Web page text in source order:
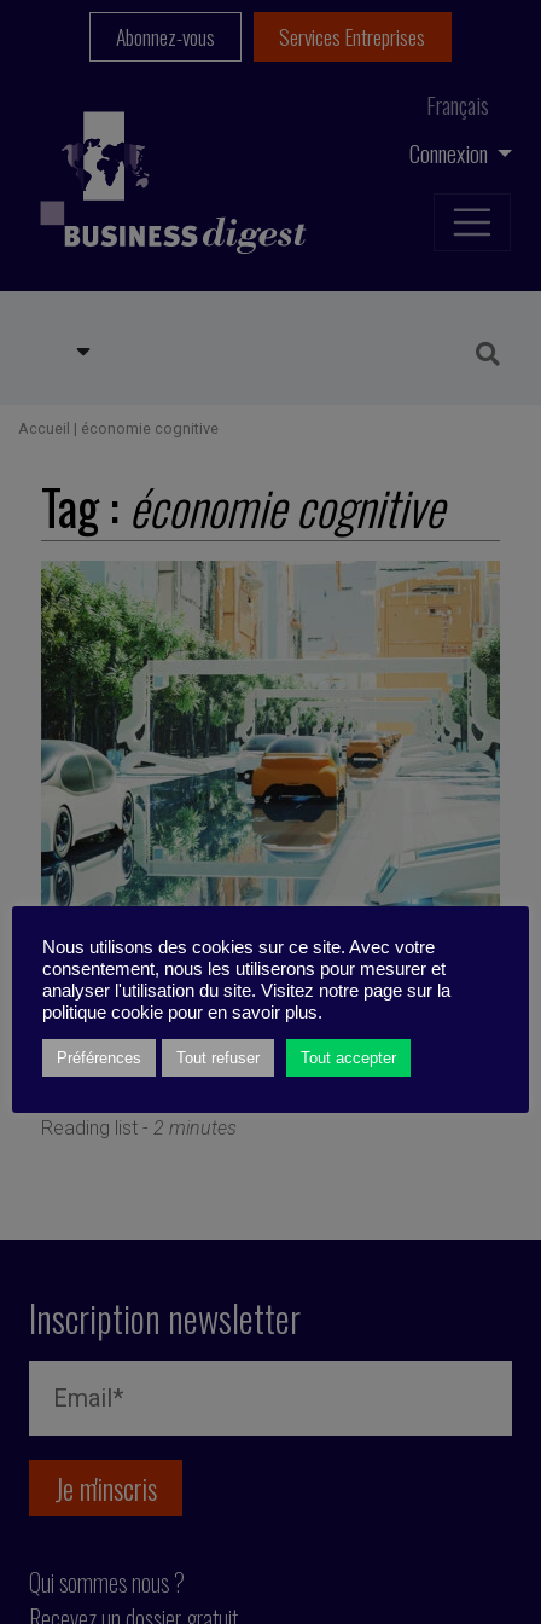
Connexion
Français
Abonnez-vous Services Entreprises
Accueil | économie cognitive
Tag : économie cognitive
8 livres pour moi, mon
jardin et demain
Reading list - 2 minutes
Inscription newsletter
Qui sommes nous ?
Nous utilisons des cookies sur ce site. Avec votre
consentement, nous les utiliserons pour mesurer et
analyser l'utilisation du site. Visitez notre page sur la
politique cookie pour en savoir plus.
Préférences Tout refuser Tout accepter